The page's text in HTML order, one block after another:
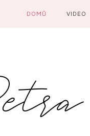
DOMŮ VIDEO